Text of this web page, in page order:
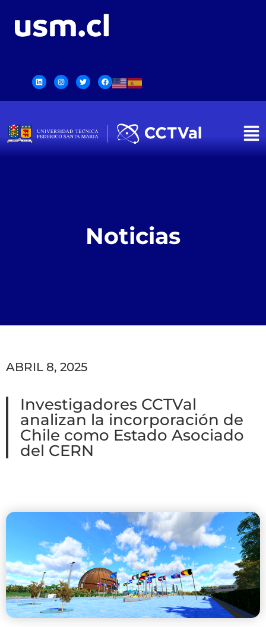
Noticias
ABRIL 8, 2025
Investigadores CCTVal
analizan la incorporación de
Chile como Estado Asociado
del CERN